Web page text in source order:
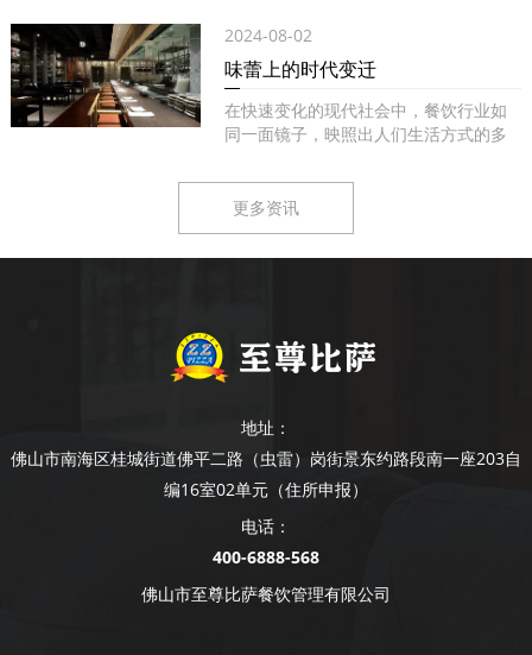
2024-08-02
味蕾上的时代变迁
在快速变化的现代社会中，餐饮行业如
同一面镜子，映照出人们生活方式的多
更多资讯
地址：
佛山市南海区桂城街道佛平二路（虫雷）岗街景东约路段南一座203自
编16室02单元（住所申报）
电话：
400-6888-568
佛山市至尊比萨餐饮管理有限公司